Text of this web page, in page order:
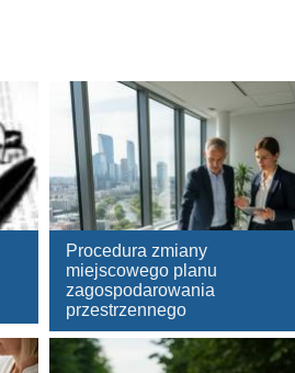
Procedura zmiany
miejscowego planu
zagospodarowania
przestrzennego